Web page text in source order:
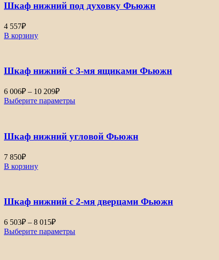
Шкаф нижний под духовку Фьюжн
4 557₽
В корзину
Шкаф нижний с 3-мя ящиками Фьюжн
6 006₽ – 10 209₽Диапазон
цен:
6
10
Выберите параметры
Шкаф нижний угловой Фьюжн
7 850₽
В корзину
Шкаф нижний с 2-мя дверцами Фьюжн
6 503₽ – 8 015₽Диапазон
цен:
6
Выберите параметры